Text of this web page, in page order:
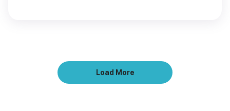
Load More